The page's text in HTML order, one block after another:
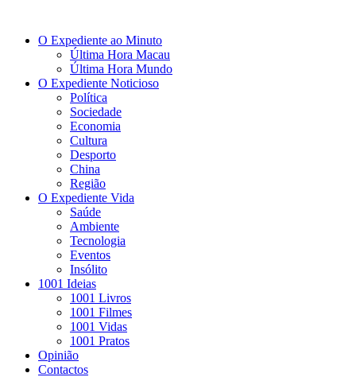
O Expediente ao Minuto
Última Hora Macau
Última Hora Mundo
O Expediente Noticioso
Política
Sociedade
Economia
Cultura
Desporto
China
Região
O Expediente Vida
Saúde
Ambiente
Tecnologia
Eventos
Insólito
1001 Ideias
1001 Livros
1001 Filmes
1001 Vidas
1001 Pratos
Opinião
Contactos